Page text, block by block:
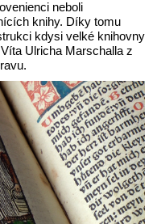
neboli
knihy. Díky tomu
kdysi velké knihovny
Ulricha Marschalla z